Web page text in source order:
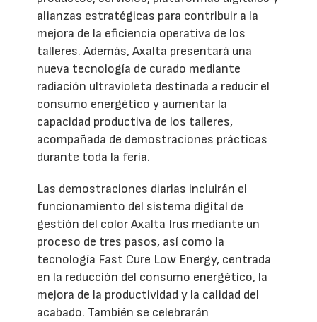
alianzas estratégicas para contribuir a la
mejora de la eficiencia operativa de los
talleres. Además, Axalta presentará una
nueva tecnología de curado mediante
radiación ultravioleta destinada a reducir el
consumo energético y aumentar la
capacidad productiva de los talleres,
acompañada de demostraciones prácticas
durante toda la feria.
Las demostraciones diarias incluirán el
funcionamiento del sistema digital de
gestión del color Axalta Irus mediante un
proceso de tres pasos, así como la
tecnología Fast Cure Low Energy, centrada
en la reducción del consumo energético, la
mejora de la productividad y la calidad del
acabado. También se celebrarán